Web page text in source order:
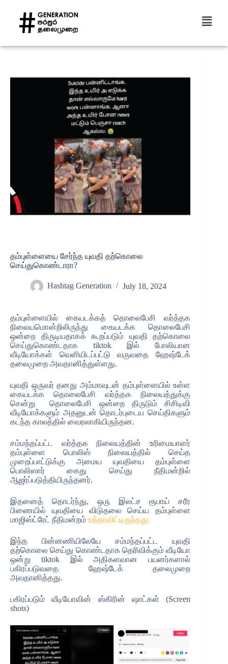
தம்புள்ளையை சேர்ந்த யுவதி தற்கொலை
செய்துகொண்டாரா?
Hashtag Generation July 18, 2024
தம்புள்ளையில் கையடக்கத் தொலைபேசி வர்த்தக
நிலையமொன்றிலிருந்து கையடக்க தொலைபேசி
ஒன்றை திருடியதாகக் கூறப்படும் யுவதி தற்கொலை
செய்துகொண்டதாக tiktok இல் போலியான
வீடியோக்கள் வெளியிடப்பட்டு வருவதை ஹேஷ்டேக்
தலைமுறை அவதானித்துள்ளது.
யுவதி ஒருவர் தனது அம்மாவுடன் தம்புள்ளையில் உள்ள
கையடக்க தொலைபேசி வர்த்தக நிலையத்துக்கு
சென்று தொலைபேசி ஒன்றை திருடும் சிசிடிவி
வீடியோக்களும் அதனுடன் தொடர்புடைய செய்திகளும்
கடந்த காலத்தில் வைரலாகியிருந்தன.
சம்மந்தப்பட்ட வர்த்தக நிலையத்தின் உரிமையாளர்
தம்புள்ளை பொலிஸ் நிலையத்தில் செய்த
முறைப்பாட்டுக்கு அமைய யுவதியை தம்புள்ளை
பொலிஸார் கைது செய்து நீதிமன்றில்
ஆஜர்ப்படுத்தியிருந்தனர்.
இதனைத் தொடர்ந்து, ஒரு இலட்ச ரூபாய் சரீர
பிணையில் யுவதியை விடுதலை செய்ய தம்புள்ளை
மாஜிஸ்ட்ரேட் நீதிமன்றம் உத்தரவிட்டிருந்தது.
இந்த பின்னணியிலேயே சம்மந்தப்பட்ட யுவதி
தற்கொலை செய்து கொண்டதாக தெரிவிக்கும் வீடியோ
ஒன்று tiktok இல் அதிகளவான பயனர்களால்
பகிரப்படுவதை ஹேஷ்டேக் தலைமுறை
அவதானித்தது.
பகிரப்படும் வீடியோவின் ஸ்கிரின் ஷாட்கள் (Screen
shots)